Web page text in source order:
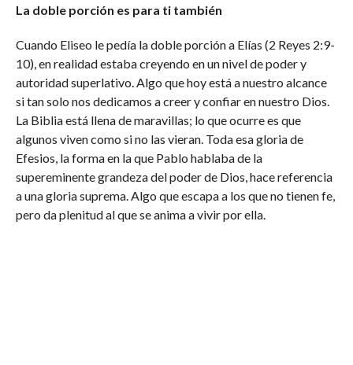
La doble porción es para ti también
Cuando Eliseo le pedía la doble porción a Elías (2 Reyes 2:9-
10), en realidad estaba creyendo en un nivel de poder y
autoridad superlativo. Algo que hoy está a nuestro alcance
si tan solo nos dedicamos a creer y confiar en nuestro Dios.
La Biblia está llena de maravillas; lo que ocurre es que
algunos viven como si no las vieran. Toda esa gloria de
Efesios, la forma en la que Pablo hablaba de la
supereminente grandeza del poder de Dios, hace referencia
a una gloria suprema. Algo que escapa a los que no tienen fe,
pero da plenitud al que se anima a vivir por ella.